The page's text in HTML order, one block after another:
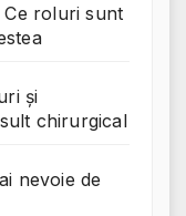
roluri sunt
și
chirurgical
nevoie de